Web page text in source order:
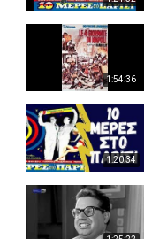
1:54:36
1:20:34